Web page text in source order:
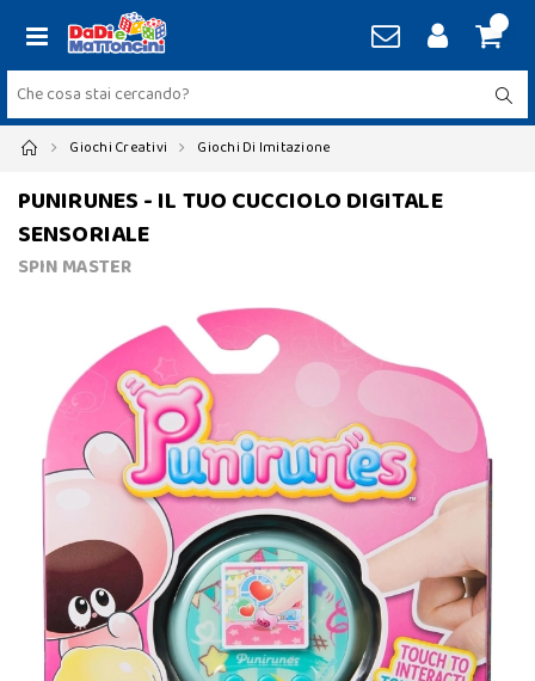
Giochi Creativi Giochi Di Imitazione
PUNIRUNES - IL TUO CUCCIOLO DIGITALE
SENSORIALE
SPIN MASTER